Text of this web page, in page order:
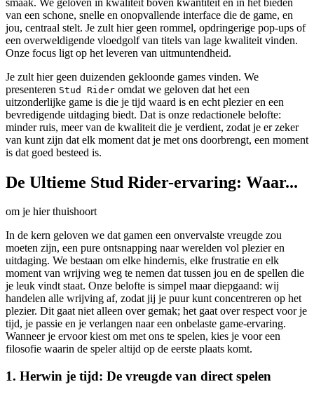
van een schone, snelle en onopvallende interface die de game, en
jou, centraal stelt. Je zult hier geen rommel, opdringerige pop-ups of
een overweldigende vloedgolf van titels van lage kwaliteit vinden.
Onze focus ligt op het leveren van uitmuntendheid.
Je zult hier geen duizenden gekloonde games vinden. We
presenteren Stud Rider omdat we geloven dat het een
uitzonderlijke game is die je tijd waard is en echt plezier en een
bevredigende uitdaging biedt. Dat is onze redactionele belofte:
minder ruis, meer van de kwaliteit die je verdient, zodat je er zeker
van kunt zijn dat elk moment dat je met ons doorbrengt, een moment
is dat goed besteed is.
De Ultieme Stud Rider-ervaring: Waar...
om je hier thuishoort
In de kern geloven we dat gamen een onvervalste vreugde zou
moeten zijn, een pure ontsnapping naar werelden vol plezier en
uitdaging. We bestaan om elke hindernis, elke frustratie en elk
moment van wrijving weg te nemen dat tussen jou en de spellen die
je leuk vindt staat. Onze belofte is simpel maar diepgaand: wij
handelen alle wrijving af, zodat jij je puur kunt concentreren op het
plezier. Dit gaat niet alleen over gemak; het gaat over respect voor je
tijd, je passie en je verlangen naar een onbelaste game-ervaring.
Wanneer je ervoor kiest om met ons te spelen, kies je voor een
filosofie waarin de speler altijd op de eerste plaats komt.
1. Herwin je tijd: De vreugde van direct spelen